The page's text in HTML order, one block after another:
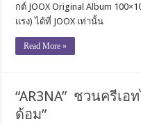
กต์ JOOX Original Album
แรง) ได้ที่ JOOX เท่านั้น
Read More »
“AR3NA” ชวนครีเ
ด้อม”